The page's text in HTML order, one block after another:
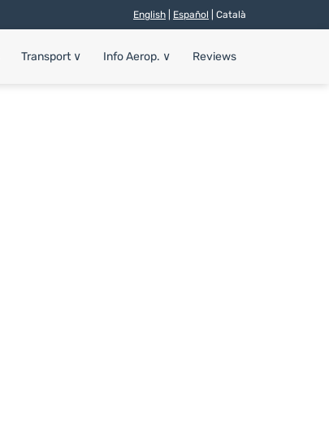
English Español | Català
Transport ∨ Info Aerop. ∨ Reviews